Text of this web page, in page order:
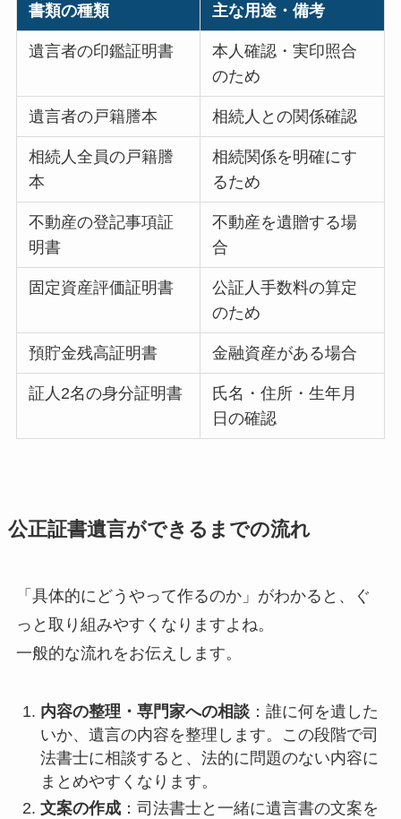
書類の種類 主な用途・備考
遺言者の印鑑証明書
本人確認・実印照合
のため
遺言者の戸籍謄本 相続人との関係確認
相続人全員の戸籍謄
本
相続関係を明確にす
るため
不動産の登記事項証
明書
不動産を遺贈する場
合
固定資産評価証明書
公証人手数料の算定
のため
預貯金残高証明書 金融資産がある場合
証人2名の身分証明書
氏名・住所・生年月
日の確認
公正証書遺言ができるまでの流れ
「具体的にどうやって作るのか」がわかると、ぐ
っと取り組みやすくなりますよね。
一般的な流れをお伝えします。
内容の整理・専門家への相談：誰に何を遺した
いか、遺言の内容を整理します。この段階で司
法書士に相談すると、法的に問題のない内容に
まとめやすくなります。
文案の作成：司法書士と一緒に遺言書の文案を